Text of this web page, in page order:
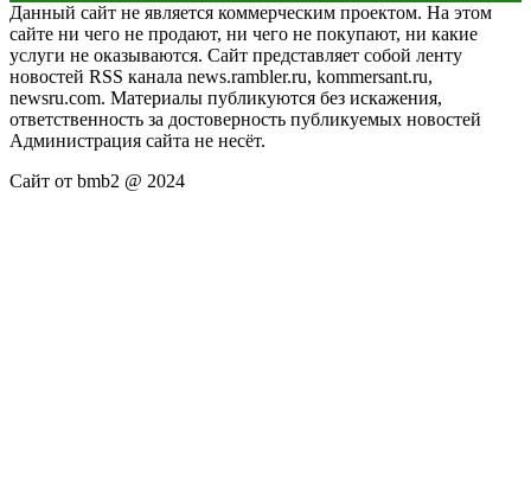
Данный сайт не является коммерческим проектом. На этом
сайте ни чего не продают, ни чего не покупают, ни какие
услуги не оказываются. Сайт представляет собой ленту
новостей RSS канала news.rambler.ru, kommersant.ru,
newsru.com. Материалы публикуются без искажения,
ответственность за достоверность публикуемых новостей
Администрация сайта не несёт.
Сайт от bmb2 @ 2024